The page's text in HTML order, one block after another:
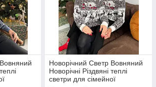
Новорічний Светр Вовняний
Новорічні Різдвяні теплі
светри для сімейної